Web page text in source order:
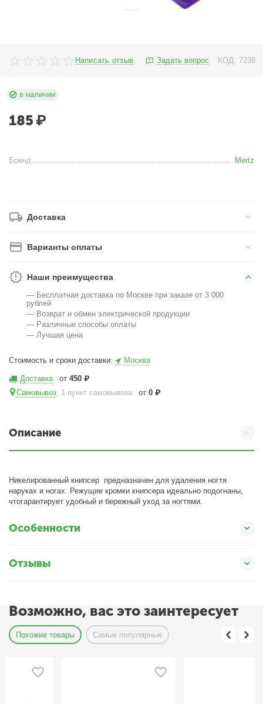
Написать отзыв Задать вопрос КОД: 7238
в наличии
185 ₽
Бренд Mertz
Доставка
Варианты оплаты
Наши преимущества
— Бесплатная доставка по Москве при заказе от 3 000
рублей
— Возврат и обмен электрической продукции
— Различные способы оплаты
— Лучшая цена
Стоимость и сроки доставки: Москва
Доставка: от450 ₽
Самовывоз, 1 пункт самовывоза: от0 ₽
Описание
Никелированный книпсер предназначен для удаления ногтя
наруках и ногах. Режущие кромки книпсера идеально подогнаны,
чтогарантирует удобный и бережный уход за ногтями.
Особенности
Отзывы
Возможно, вас это заинтересует
Похожие товары Самые популярные